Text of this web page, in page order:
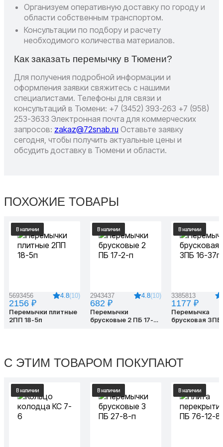
Организуем оперативную доставку по городу и
области собственным транспортом.
Консультации по подбору и расчету
необходимого количества материалов.
Как заказать перемычку в Тюмени?
Для получения подробной информации и
оформления заявки свяжитесь с нашими
специалистами. Телефоны для связи и
консультаций в Тюмени: +7 (3452) 393-263 +7 (958)
253-3633 Электронная почта для коммерческих
запросов: zakaz@72snab.ru Оставьте заявку
сегодня, чтобы получить актуальные цены и
обсудить доставку в Тюмени и области.
ПОХОЖИЕ ТОВАРЫ
В наличии
5693456 4.8(10)
2156 ₽
Перемычки плитные
2ПП 18-5п
В наличии
2943437 4.8(10)
682 ₽
Перемычки
брусковые 2 ПБ 17-2-
В наличии
3385813
1177 ₽
Перемычка
брусковая 3ПБ
С ЭТИМ ТОВАРОМ ПОКУПАЮТ
В наличии В наличии В наличии